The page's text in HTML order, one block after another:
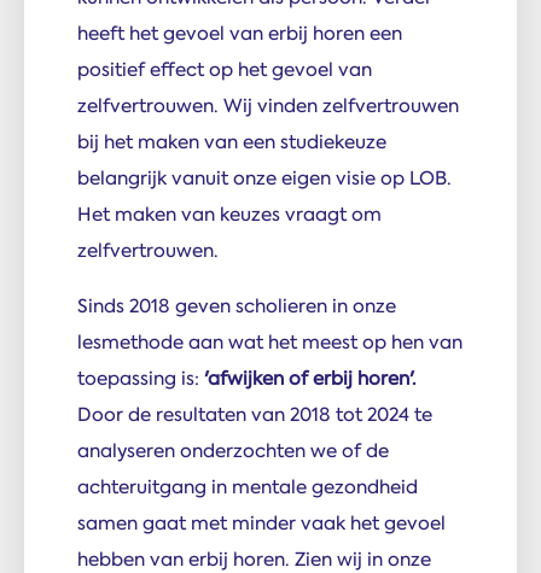
heeft het gevoel van erbij horen een
positief effect op het gevoel van
zelfvertrouwen. Wij vinden zelfvertrouwen
bij het maken van een studiekeuze
belangrijk vanuit onze eigen visie op LOB.
Het maken van keuzes vraagt om
zelfvertrouwen.
Sinds 2018 geven scholieren in onze
lesmethode aan wat het meest op hen van
toepassing is: 'afwijken of erbij horen'.
Door de resultaten van 2018 tot 2024 te
analyseren onderzochten we of de
achteruitgang in mentale gezondheid
samen gaat met minder vaak het gevoel
hebben van erbij horen. Zien wij in onze